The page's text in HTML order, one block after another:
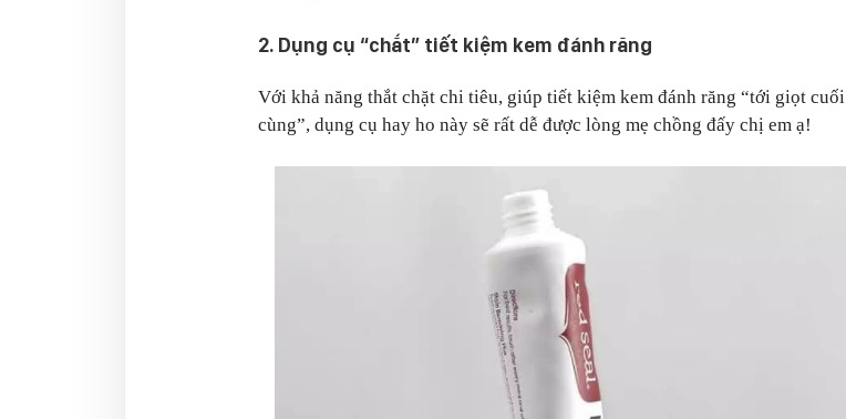
2. Dụng cụ “chắt” tiết kiệm kem đánh răng
Với khả năng thắt chặt chi tiêu, giúp tiết kiệm kem đánh răng “tới giọt cuối
cùng”, dụng cụ hay ho này sẽ rất dễ được lòng mẹ chồng đấy chị em ạ!